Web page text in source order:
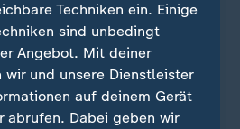
12 Siege in Folge
April 1987 und 8. August
Siege in Folge zwischen 29.
Techniken ein. Einige
sind unbedingt
Angebot. Mit deiner
und unsere Dienstleister
auf deinem Gerät
abrufen. Dabei geben wir